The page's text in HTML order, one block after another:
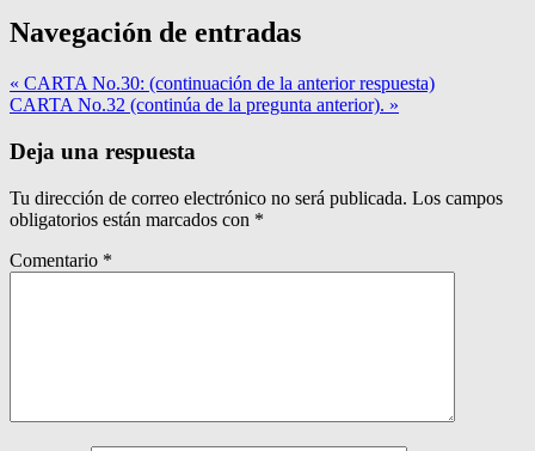
Navegación de entradas
« CARTA No.30: (continuación de la anterior respuesta)
CARTA No.32 (continúa de la pregunta anterior). »
Deja una respuesta
Tu dirección de correo electrónico no será publicada. Los campos
obligatorios están marcados con *
Comentario *